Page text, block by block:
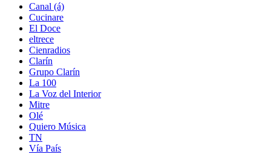
Canal (á)
Cucinare
El Doce
eltrece
Cienradios
Clarín
Grupo Clarín
La 100
La Voz del Interior
Mitre
Olé
Quiero Música
TN
Vía País